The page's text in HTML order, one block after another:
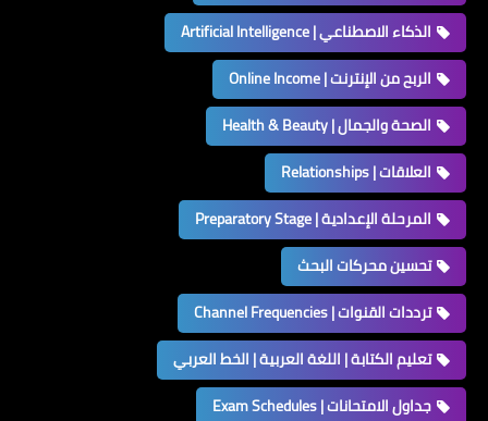
الذكاء الاصطناعي | Artificial Intelligence
الربح من الإنترنت | Online Income
الصحة والجمال | Health & Beauty
العلاقات | Relationships
المرحلة الإعدادية | Preparatory Stage
تحسين محركات البحث
ترددات القنوات | Channel Frequencies
تعليم الكتابة | اللغة العربية | الخط العربي
جداول الامتحانات | Exam Schedules